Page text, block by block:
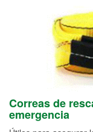
Correas de
emergencia